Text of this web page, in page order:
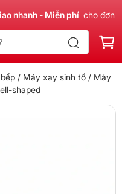
- Miễn phí cho đơn
/ Máy xay sinh tố/ Máy
shaped